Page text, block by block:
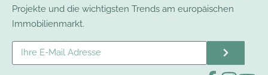
Projekte und die wichtigsten Trends am europäischen
Immobilienmarkt.